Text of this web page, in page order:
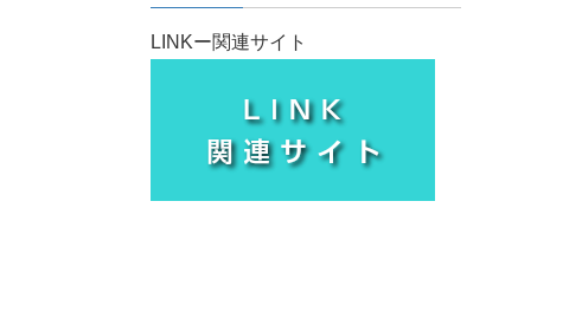
LINKー関連サイト